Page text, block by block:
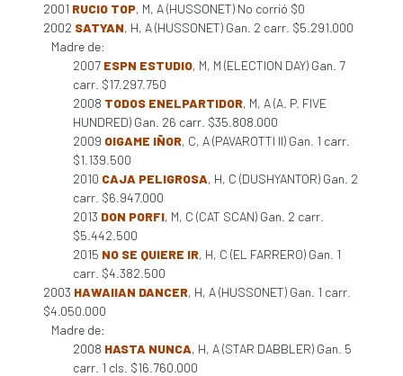
2001 RUCIO TOP, M, A (HUSSONET) No corrió $0
2002 SATYAN, H, A (HUSSONET) Gan. 2 carr. $5.291.000
Madre de:
2007 ESPN ESTUDIO, M, M (ELECTION DAY) Gan. 7
carr. $17.297.750
2008 TODOS ENELPARTIDOR, M, A (A. P. FIVE
HUNDRED) Gan. 26 carr. $35.808.000
2009 OIGAME IÑOR, C, A (PAVAROTTI II) Gan. 1 carr.
$1.139.500
2010 CAJA PELIGROSA, H, C (DUSHYANTOR) Gan. 2
carr. $6.947.000
2013 DON PORFI, M, C (CAT SCAN) Gan. 2 carr.
$5.442.500
2015 NO SE QUIERE IR, H, C (EL FARRERO) Gan. 1
carr. $4.382.500
2003 HAWAIIAN DANCER, H, A (HUSSONET) Gan. 1 carr.
$4.050.000
Madre de:
2008 HASTA NUNCA, H, A (STAR DABBLER) Gan. 5
carr. 1 cls. $16.760.000